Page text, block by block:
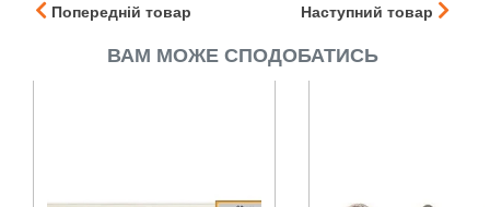
Попередній товар Наступний товар
ВАМ МОЖЕ СПОДОБАТИСЬ